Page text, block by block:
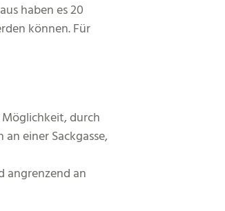
haben es 20
können. Für
durch
einer Sackgasse,
angrenzend an